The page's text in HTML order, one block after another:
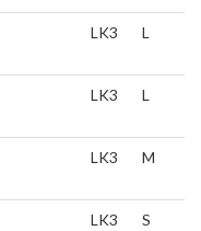
LK3 L
LK3 L
LK3 M
LK3 S